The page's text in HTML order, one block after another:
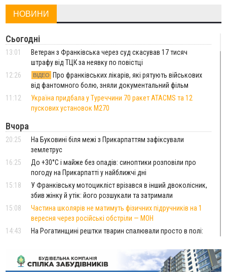
НОВИНИ
Сьогодні
13:01
Ветеран з Франківська через суд скасував 17 тисяч
штрафу від ТЦК за неявку по повістці
12:26
ВІДЕО
Про франківських лікарів, які рятують військових
від фантомного болю, зняли документальний фільм
11:12
Україна придбала у Туреччини 70 ракет ATACMS та 12
пускових установок M270
Вчора
20:25
На Буковині біля межі з Прикарпаттям зафіксували
землетрус
16:25
До +30°C і майже без опадів: синоптики розповіли про
погоду на Прикарпатті у найближчі дні
15:18
У Франківську мотоцикліст врізався в інший двоколісник,
збив жінку й утік: його розшукали та затримали
15:08
Частина школярів не матимуть фізичних підручників на 1
вересня через російські обстріли — МОН
14:43
На Рогатинщині рештки тварин спалювали просто в полі:
13:25
Пірс, ігровий майданчик і зона для пікніків: оголосили
тендер на 7 мільйонів на благоустрій Німецького озера